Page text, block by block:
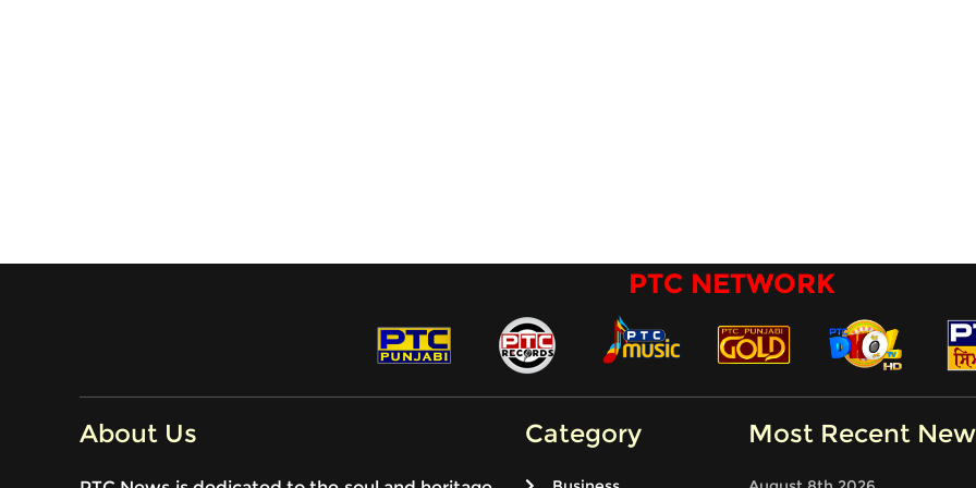
PTC NETWORK
About Us Category Most Recent